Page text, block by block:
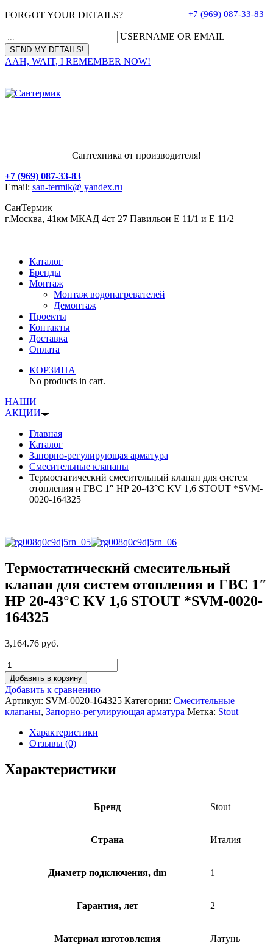
FORGOT YOUR DETAILS?
USERNAME OR EMAIL
AAH, WAIT, I REMEMBER NOW!
+7 (969) 087-33-83
Сантехника от производителя!
+7 (969) 087-33-83
Email: san-termik@ yandex.ru
СанТермик
г.Москва, 41км МКАД 4ст 27 Павильон Е 11/1 и Е 11/2
Каталог
Бренды
Монтаж
Монтаж водонагревателей
Демонтаж
Проекты
Контакты
Доставка
Оплата
КОРЗИНА
No products in cart.
НАШИ
АКЦИИ
Главная
Каталог
Запорно-регулирующая арматура
Смесительные клапаны
Термостатический смесительный клапан для систем
отопления и ГВС 1″ НР 20-43°С KV 1,6 STOUT *SVM-
0020-164325
Термостатический смесительный
клапан для систем отопления и ГВС 1″
НР 20-43°С KV 1,6 STOUT *SVM-0020-
164325
3,164.76 руб.
Добавить в корзину
Добавить к сравнению
Артикул: SVM-0020-164325 Категории: Смесительные
клапаны, Запорно-регулирующая арматура Метка: Stout
Характеристики
Отзывы (0)
Характеристики
Бренд Stout
Страна Италия
Диаметр подключения, dm 1
Гарантия, лет 2
Материал изготовления Латунь